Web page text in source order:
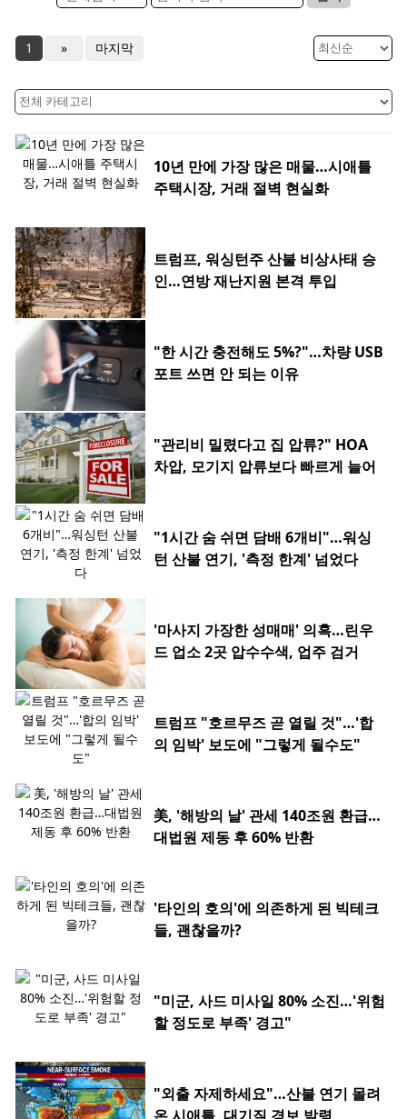
1 » 마지막
10년 만에 가장 많은 매물…시애틀
주택시장, 거래 절벽 현실화
트럼프, 워싱턴주 산불 비상사태 승
인…연방 재난지원 본격 투입
"한 시간 충전해도 5%?"…차량 USB
포트 쓰면 안 되는 이유
"관리비 밀렸다고 집 압류?" HOA
차압, 모기지 압류보다 빠르게 늘어
"1시간 숨 쉬면 담배 6개비"…워싱
턴 산불 연기, '측정 한계' 넘었다
'마사지 가장한 성매매' 의혹…린우
드 업소 2곳 압수수색, 업주 검거
트럼프 "호르무즈 곧 열릴 것"…'합
의 임박' 보도에 "그렇게 될수도"
美, '해방의 날' 관세 140조원 환급…
대법원 제동 후 60% 반환
'타인의 호의'에 의존하게 된 빅테크
들, 괜찮을까?
"미군, 사드 미사일 80% 소진…'위험
할 정도로 부족' 경고"
"외출 자제하세요"…산불 연기 몰려